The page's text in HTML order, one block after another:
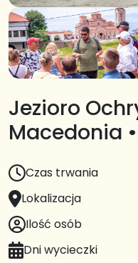
Jezioro
Macedonia
Czas trwania
Lokalizacja
Ilość osób
Dni wycieczki